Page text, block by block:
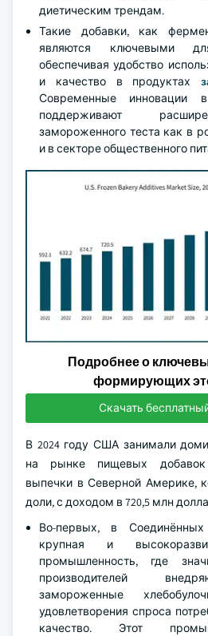
диетическим трендам.
Такие добавки, как
являются ключевыми
обеспечивая удобство
и качество в продуктах
Современные инновации
поддерживают
замороженного теста как в
и в секторе общественного
Подробнее о
формирующих
Скачать
В 2024 году США занимали
на рынке пищевых
выпечки в Северной Америке,
доли, с доходом в 720,5 млн
Во-первых, в
крупная и
промышленность, где
производителей
замороженные
удовлетворения спроса
качество. Этот